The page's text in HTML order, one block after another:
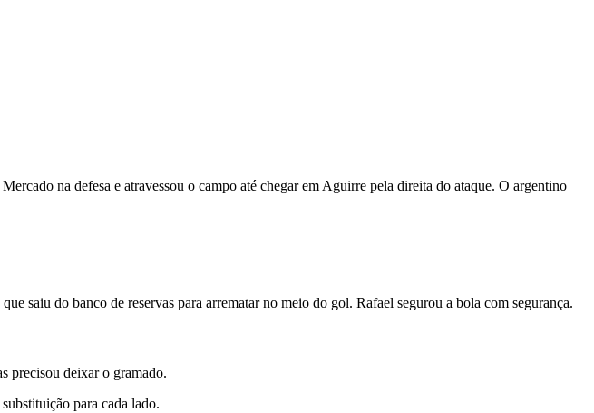
na defesa e atravessou o campo até chegar em Aguirre pela direita do ataque. O argentino
saiu do banco de reservas para arrematar no meio do gol. Rafael segurou a bola com segurança.
precisou deixar o gramado.
para cada lado.